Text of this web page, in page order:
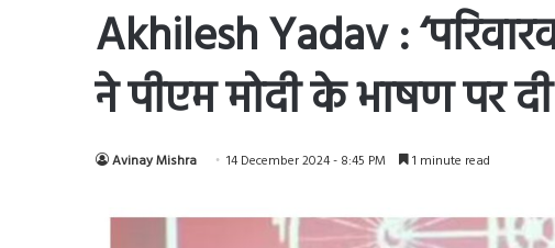
Akhilesh Yadav :
ने पीएम मोदी के भाषण पर दी
Avinay Mishra 14 December 2024 - 8:45 PM 1 minute read